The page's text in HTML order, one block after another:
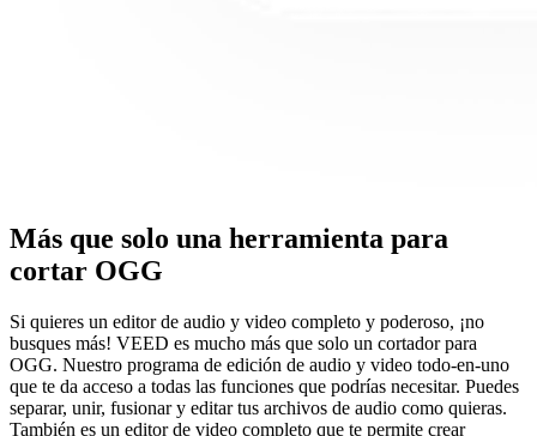
Más que solo una herramienta para
cortar OGG
Si quieres un editor de audio y video completo y poderoso, ¡no
busques más! VEED es mucho más que solo un cortador para
OGG. Nuestro programa de edición de audio y video todo-en-uno
que te da acceso a todas las funciones que podrías necesitar. Puedes
separar, unir, fusionar y editar tus archivos de audio como quieras.
También es un editor de video completo que te permite crear